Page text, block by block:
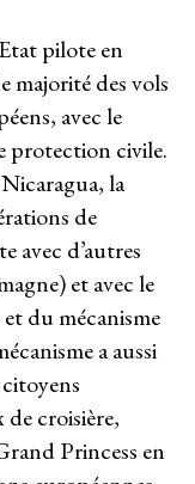
pilote en
majorité des vols
avec le
protection civile.
la
de
avec d’autres
et avec le
du mécanisme
a aussi
de croisière,
Princess en